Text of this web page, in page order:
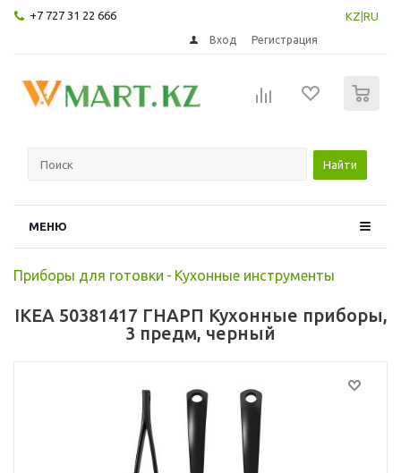
+7 727 31 22 666 KZ RU
Вход Регистрация
Найти
МЕНЮ
Приборы для готовки - Кухонные инструменты
IKEA 50381417 ГНАРП Кухонные приборы,
3 предм, черный